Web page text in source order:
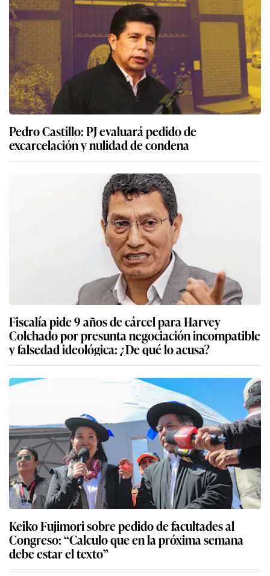
Pedro Castillo: PJ evaluará pedido de
excarcelación y nulidad de condena
Fiscalía pide 9 años de cárcel para Harvey
Colchado por presunta negociación incompatible
y falsedad ideológica: ¿De qué lo acusa?
Keiko Fujimori sobre pedido de facultades al
Congreso: “Calculo que en la próxima semana
debe estar el texto”